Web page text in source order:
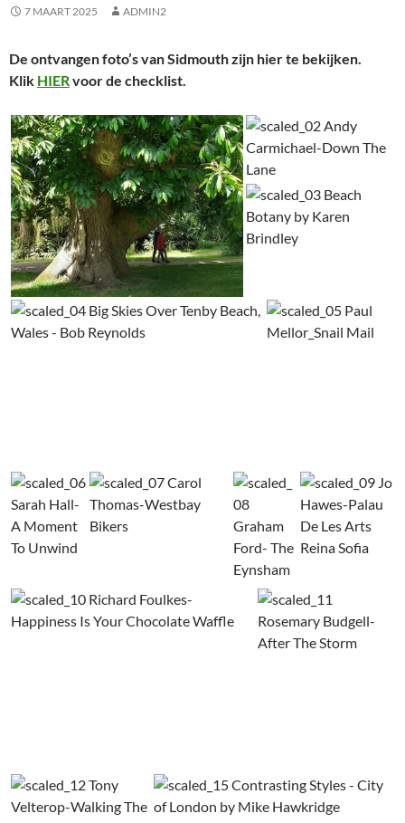
7 MAART 2025 ADMIN2
De ontvangen foto’s van Sidmouth zijn hier te bekijken.
Klik HIERvoor de checklist.